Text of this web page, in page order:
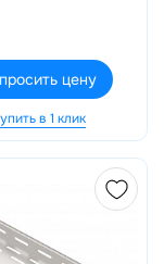
цену
в 1 клик